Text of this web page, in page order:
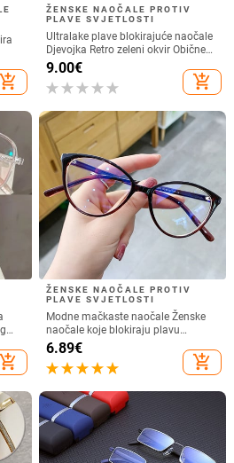
add_shopping_cart
ŽENSKE NAOČALE PROTIV
PLAVE SVJETLOSTI
Ultralake plave blokirajuće naočale
Djevojka Retro zeleni okvir Obične
naočale Plavi svijetli okvir Prozirne
naočale naočale za žene
9.00€
add_shopping_cart
add_shopping_cart
ŽENSKE NAOČALE PROTIV
PLAVE SVJETLOSTI
Modne mačkaste naočale Ženske
naočale koje blokiraju plavu
svjetlost za žene Dioptrijske okvire
za optiku Ženske naočale
6.89€
add_shopping_cart